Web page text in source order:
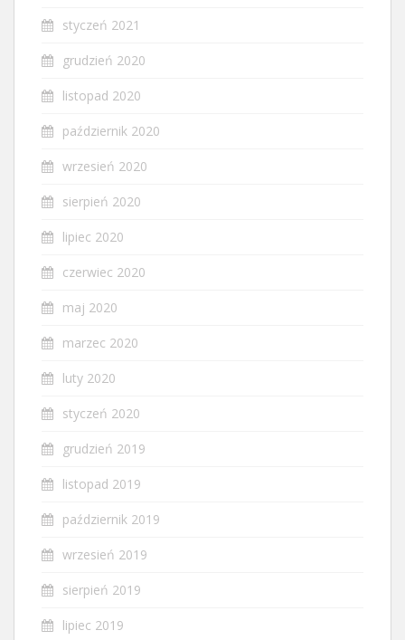
styczeń 2021
grudzień 2020
listopad 2020
październik 2020
wrzesień 2020
sierpień 2020
lipiec 2020
czerwiec 2020
maj 2020
marzec 2020
luty 2020
styczeń 2020
grudzień 2019
listopad 2019
październik 2019
wrzesień 2019
sierpień 2019
lipiec 2019